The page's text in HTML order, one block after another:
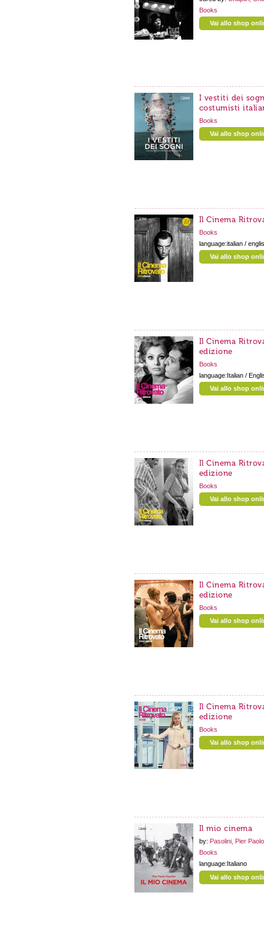
Books
Vai allo shop
I vestiti dei
costumisti
Books
Vai allo shop
Il Cinema
Books
language:italian /
Vai allo shop
Il Cinema
edizione
Books
language:Italian /
Vai allo shop
Il Cinema
edizione
Books
Vai allo shop
Il Cinema
edizione
Books
Vai allo shop
Il Cinema
edizione
Books
Vai allo shop
Il mio cinema
by: Pasolini, Pier Paolo
Books
language:Italiano
Vai allo shop